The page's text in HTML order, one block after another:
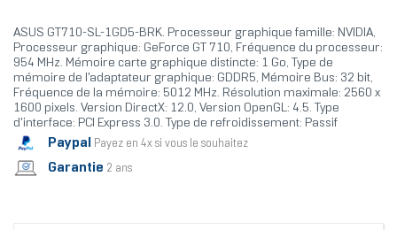
ASUS GT710-SL-1GD5-BRK. Processeur graphique famille: NVIDIA,
Processeur graphique: GeForce GT 710, Fréquence du processeur:
954 MHz. Mémoire carte graphique distincte: 1 Go, Type de
mémoire de l'adaptateur graphique: GDDR5, Mémoire Bus: 32 bit,
Fréquence de la mémoire: 5012 MHz. Résolution maximale: 2560 x
1600 pixels. Version DirectX: 12.0, Version OpenGL: 4.5. Type
d'interface: PCI Express 3.0. Type de refroidissement: Passif
Paypal Payez en 4x si vous le souhaitez
Garantie 2 ans